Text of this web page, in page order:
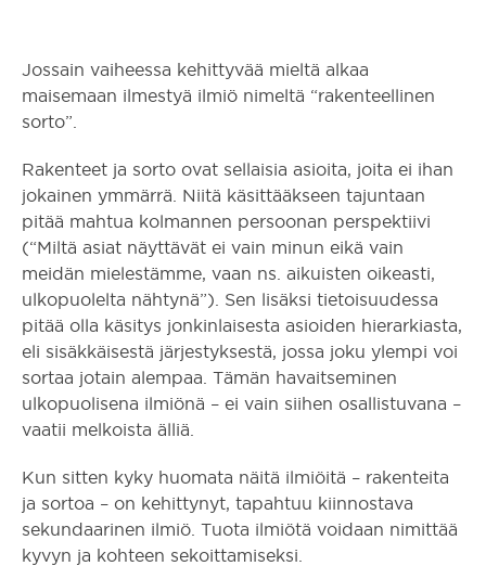
Jossain vaiheessa kehittyvää mieltä alkaa
maisemaan ilmestyä ilmiö nimeltä “rakenteellinen
sorto”.
Rakenteet ja sorto ovat sellaisia asioita, joita ei ihan
jokainen ymmärrä. Niitä käsittääkseen tajuntaan
pitää mahtua kolmannen persoonan perspektiivi
(“Miltä asiat näyttävät ei vain minun eikä vain
meidän mielestämme, vaan ns. aikuisten oikeasti,
ulkopuolelta nähtynä”). Sen lisäksi tietoisuudessa
pitää olla käsitys jonkinlaisesta asioiden hierarkiasta,
eli sisäkkäisestä järjestyksestä, jossa joku ylempi voi
sortaa jotain alempaa. Tämän havaitseminen
ulkopuolisena ilmiönä – ei vain siihen osallistuvana –
vaatii melkoista älliä.
Kun sitten kyky huomata näitä ilmiöitä – rakenteita
ja sortoa – on kehittynyt, tapahtuu kiinnostava
sekundaarinen ilmiö. Tuota ilmiötä voidaan nimittää
kyvyn ja kohteen sekoittamiseksi.